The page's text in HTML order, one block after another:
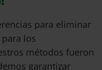
para eliminar
los
métodos fueron
garantizar